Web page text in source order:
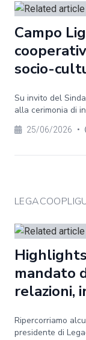
Campo
socio-
Su invito del
alla cerimonia di
25/06/2026 •
mandato
relazioni,
Ripercorriamo
presidente di